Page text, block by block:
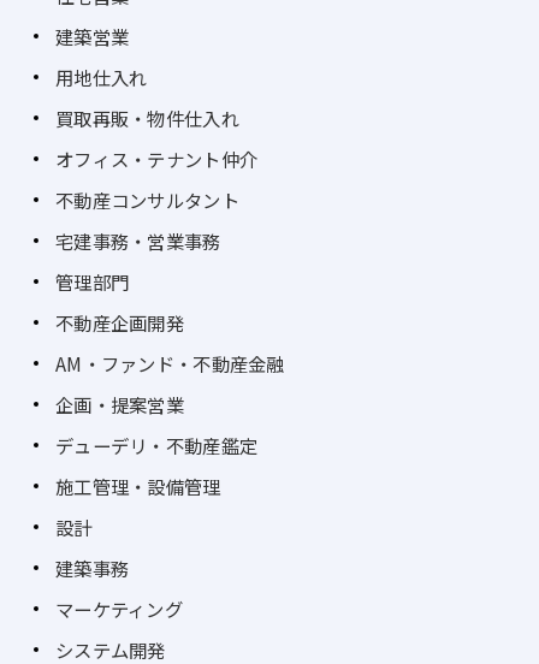
建築営業
用地仕入れ
買取再販・物件仕入れ
オフィス・テナント仲介
不動産コンサルタント
宅建事務・営業事務
管理部門
不動産企画開発
AM・ファンド・不動産金融
企画・提案営業
デューデリ・不動産鑑定
施工管理・設備管理
設計
建築事務
マーケティング
システム開発